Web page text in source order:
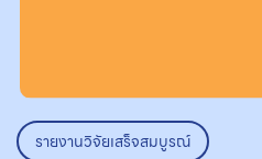
รายงานวิจัยเสร็จสมบูรณ์